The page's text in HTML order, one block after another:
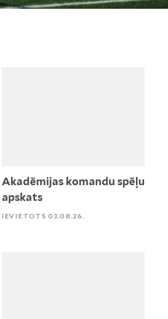
Akadēmijas komandu spēļu
apskats
IEVIETOTS 03.08.26.